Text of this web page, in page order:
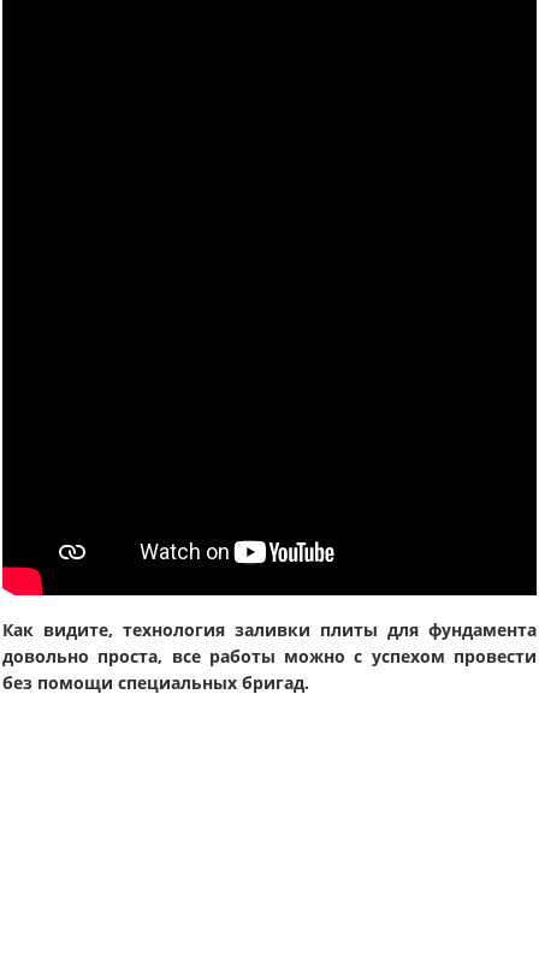
Как видите, технология заливки плиты для фундамента
довольно проста, все работы можно с успехом провести
без помощи специальных бригад.